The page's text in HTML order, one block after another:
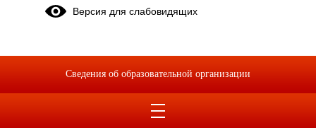
уроки с ребёнком
Необходимо соблюдать несколько простых правил: Четкий график
задания, обсудите с ребенком то время, в которое он будет
приступать к выполнению домашних заданий и когда заканчивать.
Версия для слабовидящих
Сведения об образовательной организации